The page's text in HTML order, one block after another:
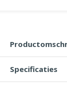
Specificaties